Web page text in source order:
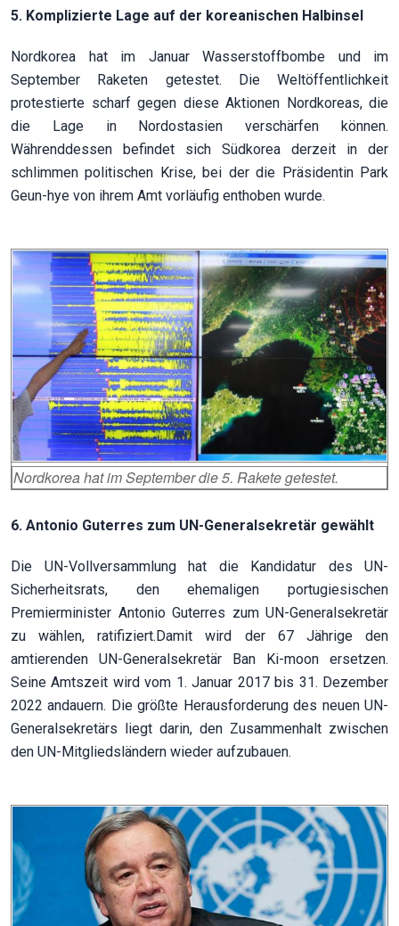
5. Komplizierte Lage auf der koreanischen Halbinsel
Nordkorea hat im Januar Wasserstoffbombe und im
September Raketen getestet. Die Weltöffentlichkeit
protestierte scharf gegen diese Aktionen Nordkoreas, die
die Lage in Nordostasien verschärfen können.
Währenddessen befindet sich Südkorea derzeit in der
schlimmen politischen Krise, bei der die Präsidentin Park
Geun-hye von ihrem Amt vorläufig enthoben wurde.
Nordkorea hat im September die 5. Rakete getestet.
6. Antonio Guterres zum UN-Generalsekretär gewählt
Die UN-Vollversammlung hat die Kandidatur des UN-
Sicherheitsrats, den ehemaligen portugiesischen
Premierminister Antonio Guterres zum UN-Generalsekretär
zu wählen, ratifiziert.Damit wird der 67 Jährige den
amtierenden UN-Generalsekretär Ban Ki-moon ersetzen.
Seine Amtszeit wird vom 1. Januar 2017 bis 31. Dezember
2022 andauern. Die größte Herausforderung des neuen UN-
Generalsekretärs liegt darin, den Zusammenhalt zwischen
den UN-Mitgliedsländern wieder aufzubauen.